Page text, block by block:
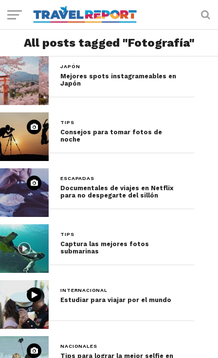
All posts tagged "Fotografía"
JAPÓN
Mejores spots instagrameables en
Japón
TIPS
Consejos para tomar fotos de
noche
ESCAPADAS
Documentales de viajes en Netflix
para no despegarte del sillón
TIPS
Captura las mejores fotos
submarinas
INTERNACIONAL
Estudiar para viajar por el mundo
NACIONALES
Tips para lograr la mejor selfie en